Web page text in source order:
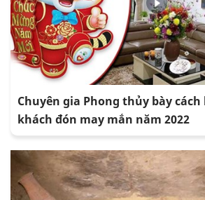
Chuyên gia Phong thủy bày
khách đón may mắn năm 2022